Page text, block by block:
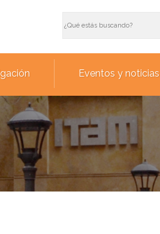
Eventos y noticias